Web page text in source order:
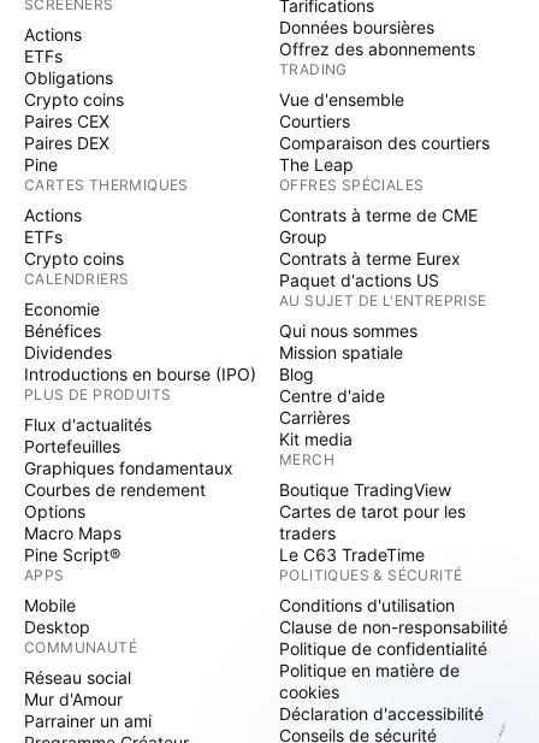
SCREENERS
Actions
ETFs
Obligations
Crypto coins
Paires CEX
Paires DEX
Pine
CARTES THERMIQUES
Actions
ETFs
Crypto coins
CALENDRIERS
Economie
Bénéfices
Dividendes
Introductions en bourse (IPO)
PLUS DE PRODUITS
Flux d'actualités
Portefeuilles
Graphiques fondamentaux
Courbes de rendement
Options
Macro Maps
Pine Script®
APPS
Mobile
Desktop
COMMUNAUTÉ
Réseau social
Mur d'Amour
Parrainer un ami
Tarifications
Données boursières
Offrez des abonnements
TRADING
Vue d'ensemble
Courtiers
Comparaison des courtiers
The Leap
OFFRES SPÉCIALES
Contrats à terme de CME
Group
Contrats à terme Eurex
Paquet d'actions US
AU SUJET DE L'ENTREPRISE
Qui nous sommes
Mission spatiale
Blog
Centre d'aide
Carrières
Kit media
MERCH
Boutique TradingView
Cartes de tarot pour les
traders
Le C63 TradeTime
POLITIQUES & SÉCURITÉ
Conditions d'utilisation
Clause de non-responsabilité
Politique de confidentialité
Politique en matière de
cookies
Déclaration d'accessibilité
Conseils de sécurité